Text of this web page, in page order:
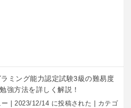
ミング能力認定試験3級の難易度
強方法を詳しく解説！
|2023/12/14 に投稿された
カテゴ